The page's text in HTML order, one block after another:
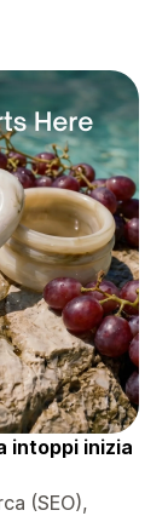
intoppi inizia
(SEO),